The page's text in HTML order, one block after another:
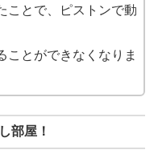
ことで、ピストンで動
ことができなくなりま
部屋！